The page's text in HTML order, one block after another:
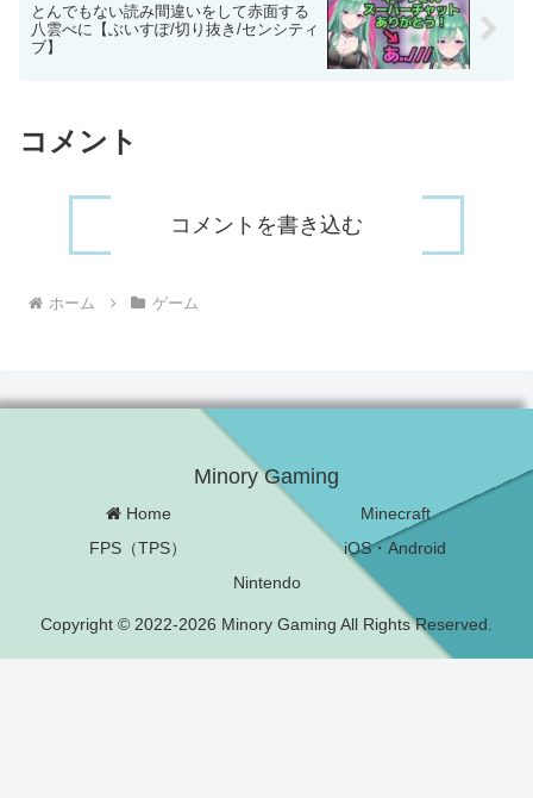
とんでもない読み間違いをして赤面する
八雲べに【ぶいすぽ/切り抜き/センシティ
ブ】
コメント
コメントを書き込む
ホーム ゲーム
Minory Gaming
Home
Minecraft
FPS（TPS）
iOS・Android
Nintendo
Copyright © 2022-2026 Minory Gaming All Rights Reserved.